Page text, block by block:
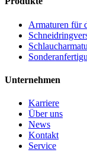
Armaturen für
Unternehmen
Karriere
Über uns
News
Kontakt
Service